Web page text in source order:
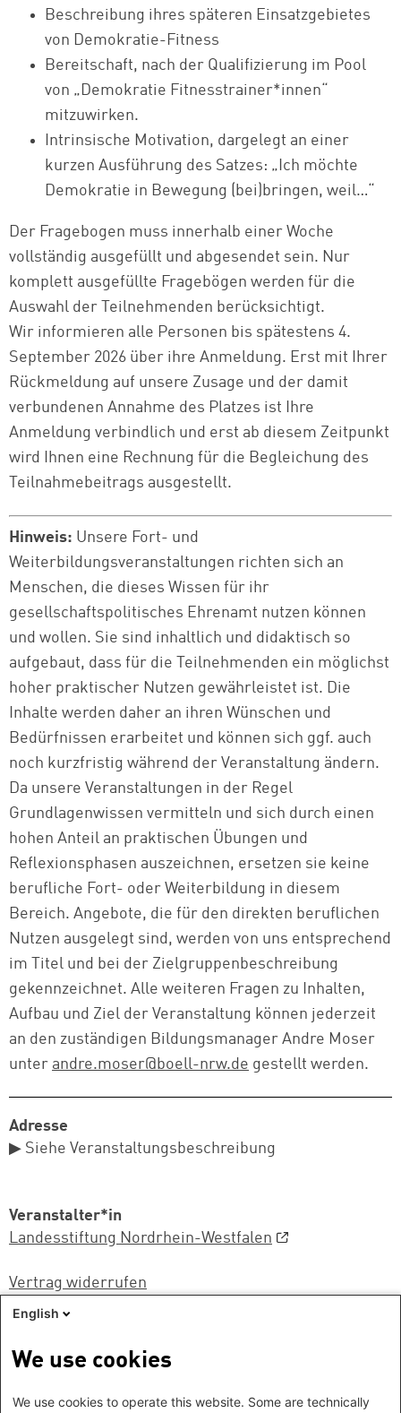
Beschreibung ihres späteren Einsatzgebietes
von Demokratie-Fitness
Bereitschaft, nach der Qualifizierung im Pool
von „Demokratie Fitnesstrainer*innen“
mitzuwirken.
Intrinsische Motivation, dargelegt an einer
kurzen Ausführung des Satzes: „Ich möchte
Demokratie in Bewegung (bei)bringen, weil…“
Der Fragebogen muss innerhalb einer Woche
vollständig ausgefüllt und abgesendet sein. Nur
komplett ausgefüllte Fragebögen werden für die
Auswahl der Teilnehmenden berücksichtigt.
Wir informieren alle Personen bis spätestens 4.
September 2026 über ihre Anmeldung. Erst mit Ihrer
Rückmeldung auf unsere Zusage und der damit
verbundenen Annahme des Platzes ist Ihre
Anmeldung verbindlich und erst ab diesem Zeitpunkt
wird Ihnen eine Rechnung für die Begleichung des
Teilnahmebeitrags ausgestellt.
Hinweis: Unsere Fort- und
Weiterbildungsveranstaltungen richten sich an
Menschen, die dieses Wissen für ihr
gesellschaftspolitisches Ehrenamt nutzen können
und wollen. Sie sind inhaltlich und didaktisch so
aufgebaut, dass für die Teilnehmenden ein möglichst
hoher praktischer Nutzen gewährleistet ist. Die
Inhalte werden daher an ihren Wünschen und
Bedürfnissen erarbeitet und können sich ggf. auch
noch kurzfristig während der Veranstaltung ändern.
Da unsere Veranstaltungen in der Regel
Grundlagenwissen vermitteln und sich durch einen
hohen Anteil an praktischen Übungen und
Reflexionsphasen auszeichnen, ersetzen sie keine
berufliche Fort- oder Weiterbildung in diesem
Bereich. Angebote, die für den direkten beruflichen
Nutzen ausgelegt sind, werden von uns entsprechend
im Titel und bei der Zielgruppenbeschreibung
gekennzeichnet. Alle weiteren Fragen zu Inhalten,
Aufbau und Ziel der Veranstaltung können jederzeit
an den zuständigen Bildungsmanager Andre Moser
unter andre.moser@boell-nrw.de gestellt werden.
Adresse
▶ Siehe Veranstaltungsbeschreibung
Veranstalter*in
Landesstiftung Nordrhein-Westfalen
Vertrag widerrufen
Sprache
Englisch
English
We use cookies
We use cookies to operate this website. Some are technically